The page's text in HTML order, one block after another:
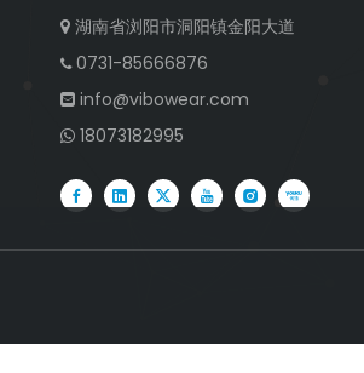
 湖南省浏阳市洞阳镇金阳大道
0731-85666876
 info@vibowear.com
 18073182995